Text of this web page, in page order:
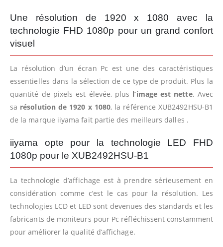
Une résolution de 1920 x 1080 avec la
technologie FHD 1080p pour un grand confort
visuel
La résolution d’un écran Pc est une des caractéristiques
essentielles dans la sélection de ce type de produit. Plus la
quantité de pixels est élevée, plus l’image est nette. Avec
sa résolution de 1920 x 1080, la référence XUB2492HSU-B1
de la marque iiyama fait partie des meilleurs dalles .
iiyama opte pour la technologie LED FHD
1080p pour le XUB2492HSU-B1
La technologie d’affichage est à prendre sérieusement en
considération comme c’est le cas pour la résolution. Les
technologies LCD et LED sont devenues des standards et les
fabricants de moniteurs pour Pc réfléchissent constamment
pour améliorer la qualité d’affichage.